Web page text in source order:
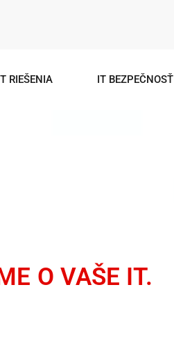
IT RIEŠENIA IT BEZPEČNOSŤ
O VAŠE IT.